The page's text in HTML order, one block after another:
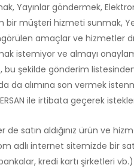
Yayınlar göndermek,
müşteri hizmeti sunmak,
amaçlar ve hizmetler
istemiyor ve almayı
bu şekilde gönderim
da alımına son vermek
ile irtibata geçerek
de satın aldığınız ürün ve
adlı internet sitemizde bir
kredi kartı şirketleri